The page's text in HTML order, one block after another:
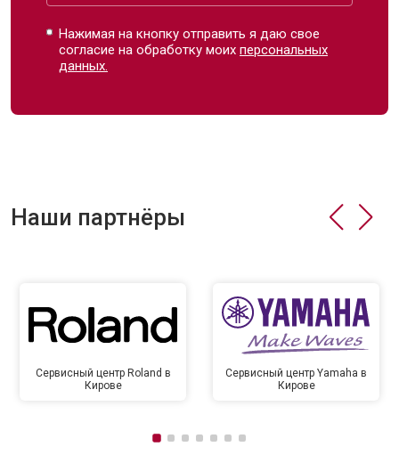
Нажимая на кнопку отправить я даю свое
согласие на обработку моихперсональных
данных.
Наши партнёры
Сервисный центр Roland в
Кирове
Сервисный центр Yamaha в
Кирове